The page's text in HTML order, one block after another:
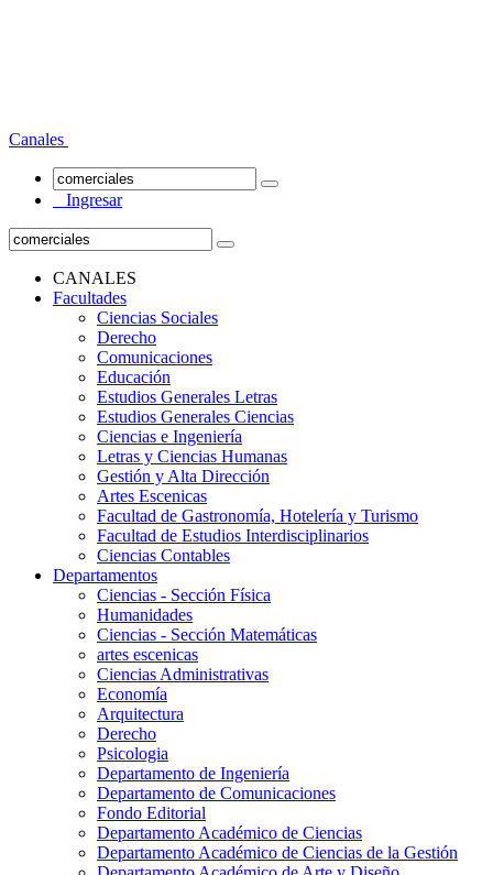
Canales
Ingresar
CANALES
Facultades
Ciencias Sociales
Derecho
Comunicaciones
Educación
Estudios Generales Letras
Estudios Generales Ciencias
Ciencias e Ingeniería
Letras y Ciencias Humanas
Gestión y Alta Dirección
Artes Escenicas
Facultad de Gastronomía, Hotelería y Turismo
Facultad de Estudios Interdisciplinarios
Ciencias Contables
Departamentos
Ciencias - Sección Física
Humanidades
Ciencias - Sección Matemáticas
artes escenicas
Ciencias Administrativas
Economía
Arquitectura
Derecho
Psicologia
Departamento de Ingeniería
Departamento de Comunicaciones
Fondo Editorial
Departamento Académico de Ciencias
Departamento Académico de Ciencias de la Gestión